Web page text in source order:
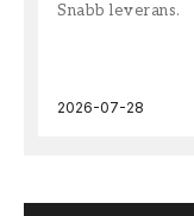
Snabb leverans.
2026-07-28